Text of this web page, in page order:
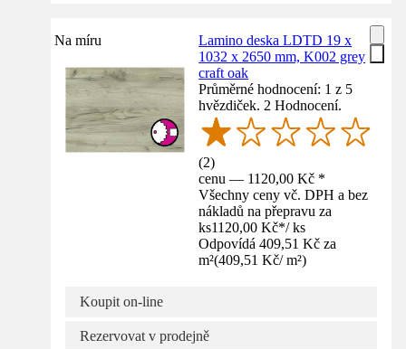
Na míru
Lamino deska LDTD 19 x
1032 x 2650 mm, K002 grey
craft oak
Průměrné hodnocení: 1 z 5
hvězdiček. 2 Hodnocení.
(2)
cenu — 1120,00 Kč *
Všechny ceny vč. DPH a bez
nákladů na přepravu za
ks1120,00 Kč*/ ks
Odpovídá 409,51 Kč za
m²(409,51 Kč/ m²)
Koupit on-line
Rezervovat v prodejně